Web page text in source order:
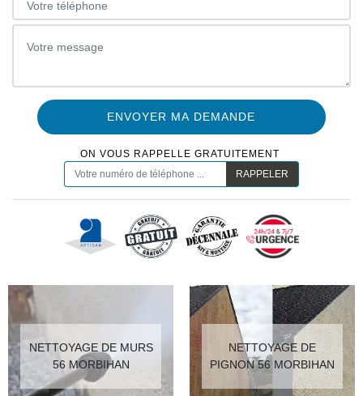
ON VOUS RAPPELLE GRATUITEMENT
NETTOYAGE DE MURS
56 MORBIHAN
NETTOYAGE DE
PIGNON 56 MORBIHAN